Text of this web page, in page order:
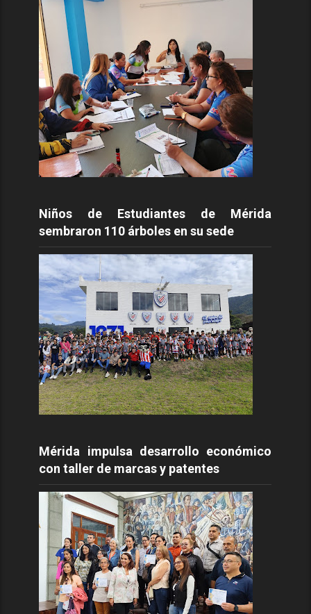
Niños de Estudiantes de Mérida
sembraron 110 árboles en su sede
Mérida impulsa desarrollo económico
con taller de marcas y patentes